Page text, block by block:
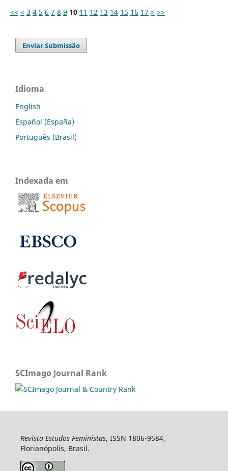
<< < 3 4 5 6 7 8 9 10 11 12 13 14 15 16 17 > >>
Enviar Submissão
Idioma
English
Español (España)
Português (Brasil)
Indexada em
SCImago Journal Rank
Revista Estudos Feministas, ISSN 1806-9584,
Florianópolis, Brasil.